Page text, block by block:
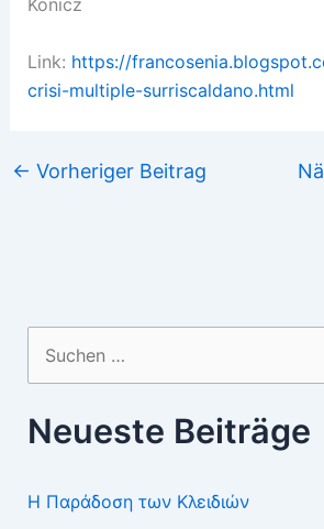
Konicz
Link: https://
crisi-multiple-surriscaldano.html
← Vorheriger Beitrag
nach:
Neueste Beiträge
Η Παράδοση των Κλειδιών